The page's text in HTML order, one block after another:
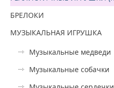
БРЕЛОКИ
МУЗЫКАЛЬНАЯ ИГРУШКА
Музыкальные медведи
Музыкальные собачки